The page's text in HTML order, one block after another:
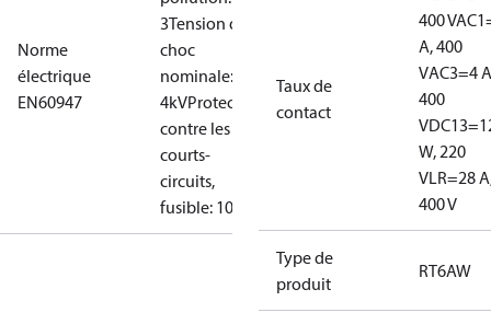
Norme
électrique
EN60947
3Tension de
choc
nominale:
4kVProtection
contre les
courts-
circuits,
fusible: 10A
Taux de
contact
400 V
A, 400
VAC3=4
400
V
W, 220
VLR=28
400 V
Type de
produit
RT6AW